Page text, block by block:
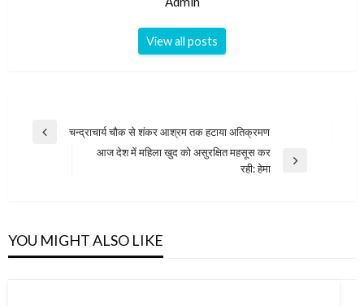
View all posts
Post
navigation
Previous
चन्द्राचार्य चौक से शंकर आश्रम तक हटाया अतिक्रमण
आज देश में महिला खुद को असुरक्षित महसूस कर
रही: हेमा
YOU MIGHT ALSO LIKE